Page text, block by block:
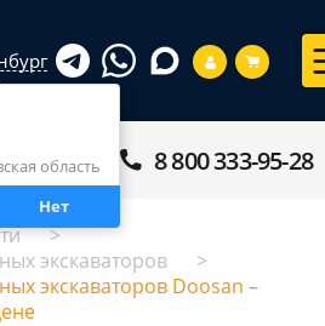
область
Нет
8 800 333-95-28
экскаваторов
экскаваторов Doosan –